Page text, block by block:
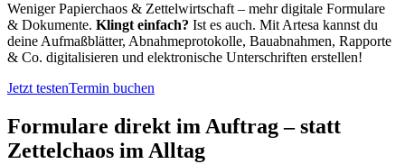
Weniger Papierchaos & Zettelwirtschaft – mehr digitale Formulare
& Dokumente. Klingt einfach? Ist es auch. Mit Artesa kannst du
deine Aufmaßblätter, Abnahmeprotokolle, Bauabnahmen, Rapporte
& Co. digitalisieren und elektronische Unterschriften erstellen!
Jetzt testenTermin buchen
Formulare direkt im Auftrag – statt
Zettelchaos im Alltag